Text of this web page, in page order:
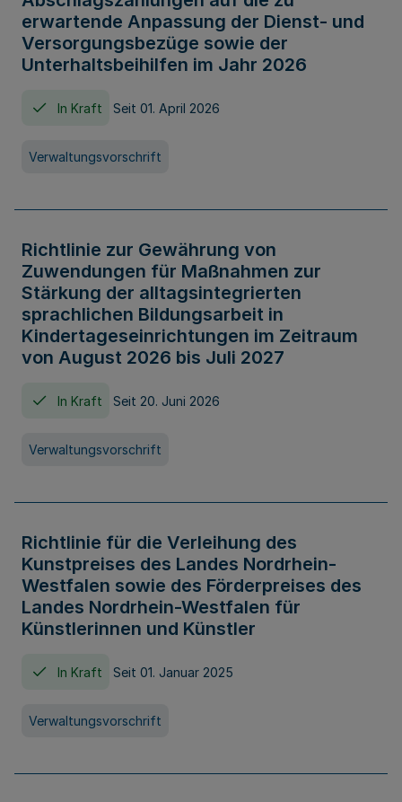
erwartende Anpassung der Dienst- und
Versorgungsbezüge sowie der
Unterhaltsbeihilfen im Jahr 2026
In Kraft Seit 01. April 2026
Verwaltungsvorschrift
Richtlinie zur Gewährung von
Zuwendungen für Maßnahmen zur
Stärkung der alltagsintegrierten
sprachlichen Bildungsarbeit in
Kindertageseinrichtungen im Zeitraum
von August 2026 bis Juli 2027
In Kraft Seit 20. Juni 2026
Verwaltungsvorschrift
Richtlinie für die Verleihung des
Kunstpreises des Landes Nordrhein-
Westfalen sowie des Förderpreises des
Landes Nordrhein-Westfalen für
Künstlerinnen und Künstler
In Kraft Seit 01. Januar 2025
Verwaltungsvorschrift